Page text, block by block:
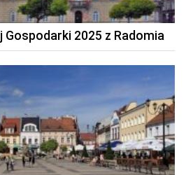
Gospodarki 2025 z Radomia